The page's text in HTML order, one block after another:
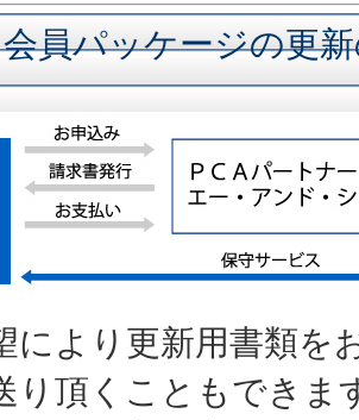
員パッケージの更
により更新用書類を
り頂くこともできま